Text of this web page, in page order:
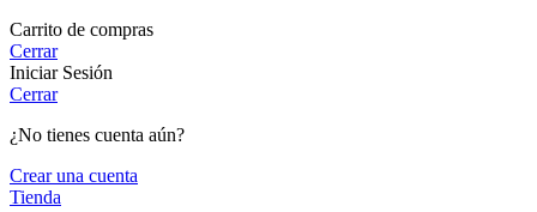
Carrito de compras
Cerrar
Iniciar Sesión
Cerrar
¿No tienes cuenta aún?
Crear una cuenta
Tienda